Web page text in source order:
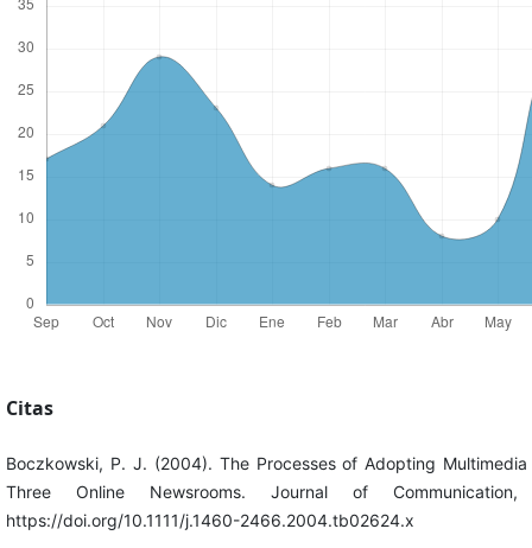
Citas
Boczkowski, P. J. (2004). The Processes of Adopting
Three Online Newsrooms. Journal of
https://doi.org/10.1111/j.1460-2466.2004.tb02624.x